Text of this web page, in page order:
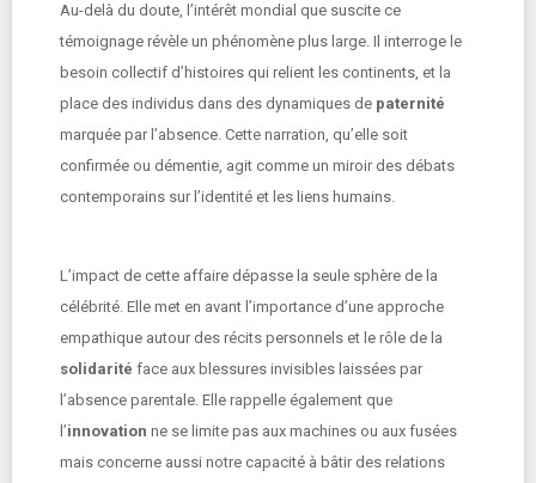
Au-delà du doute, l’intérêt mondial que suscite ce
témoignage révèle un phénomène plus large. Il interroge le
besoin collectif d’histoires qui relient les continents, et la
place des individus dans des dynamiques de paternité
marquée par l’absence. Cette narration, qu’elle soit
confirmée ou démentie, agit comme un miroir des débats
contemporains sur l’identité et les liens humains.
L’impact de cette affaire dépasse la seule sphère de la
célébrité. Elle met en avant l’importance d’une approche
empathique autour des récits personnels et le rôle de la
solidarité face aux blessures invisibles laissées par
l’absence parentale. Elle rappelle également que
l’innovation ne se limite pas aux machines ou aux fusées
mais concerne aussi notre capacité à bâtir des relations